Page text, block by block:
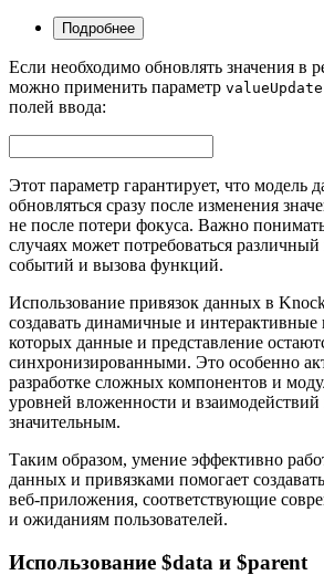
Подробнее
Если необходимо обновлять значения в
можно применить параметр valueUpdate
полей ввода:
Этот параметр гарантирует, что модель
обновляться сразу после изменения
не после потери фокуса. Важно
случаях может потребоваться
событий и вызова функций.
Использование привязок данных в
создавать динамичные и
которых данные и представление
синхронизированными. Это особенно
разработке сложных компонентов и
уровней вложенности и
значительным.
Таким образом, умение эффективно
данных и привязками помогает
веб-приложения, соответствующие
и ожиданиям пользователей.
Использование $data и $parent